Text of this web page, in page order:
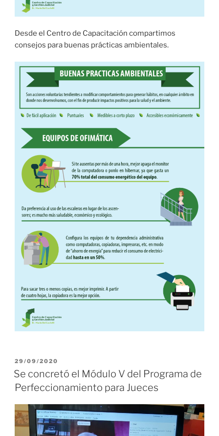
Desde el Centro de Capacitación compartimos
consejos para buenas prácticas ambientales.
PUBLICADO
EL
29/09/2020
Se concretó el Módulo V del Programa de
Perfeccionamiento para Jueces